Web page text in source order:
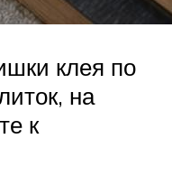
клея по
на
к